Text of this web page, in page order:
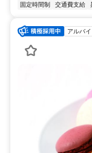
固定時間制 交通費支給
アルバ